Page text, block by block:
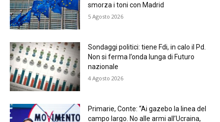
smorza i toni con Madrid
5 Agosto 2026
Sondaggi politici: tiene Fdi, in calo il Pd.
Non si ferma l’onda lunga di Futuro
nazionale
4 Agosto 2026
Primarie, Conte: “Ai gazebo la linea del
campo largo. No alle armi all’Ucraina,